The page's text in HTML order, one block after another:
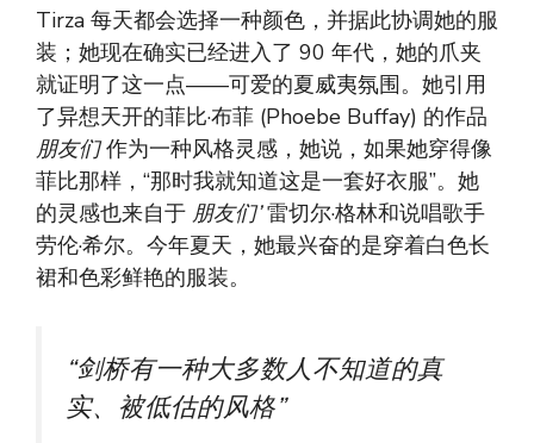
Tirza 每天都会选择一种颜色，并据此协调她的服
装；她现在确实已经进入了 90 年代，她的爪夹
就证明了这一点——可爱的夏威夷氛围。她引用
了异想天开的菲比·布菲 (Phoebe Buffay) 的作品
朋友们作为一种风格灵感，她说，如果她穿得像
菲比那样，“那时我就知道这是一套好衣服”。她
的灵感也来自于 朋友们’雷切尔·格林和说唱歌手
劳伦·希尔。今年夏天，她最兴奋的是穿着白色长
裙和色彩鲜艳的服装。
“剑桥有一种大多数人不知道的真
实、被低估的风格”